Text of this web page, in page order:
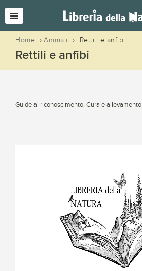
Home › Animali › Rettili e anfibi
Rettili e anfibi
Guide al riconoscimento. Cura e allevamento